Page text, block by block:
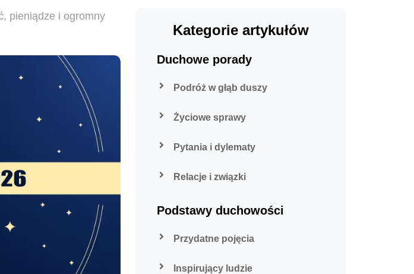
pieniądze i ogromny
Kategorie artykułów
Duchowe porady
Podróż w głąb duszy
Życiowe sprawy
Pytania i dylematy
Relacje i związki
Podstawy duchowości
Przydatne pojęcia
Inspirujący ludzie